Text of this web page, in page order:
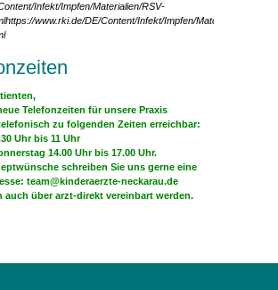
Infekt/Impfen/Materialien/RSV-
https://www.rki.de/DE/Content/Infekt/Impfen/Materialien/RSV-
Telefonzeiten für unsere Praxis
zu folgenden Zeiten erreichbar:
Uhr bis 11 Uhr
14.00 Uhr bis 17.00 Uhr.
schreiben Sie uns gerne eine
team@kinderaerzte-neckarau.de
auch über arzt-direkt vereinbart werden.